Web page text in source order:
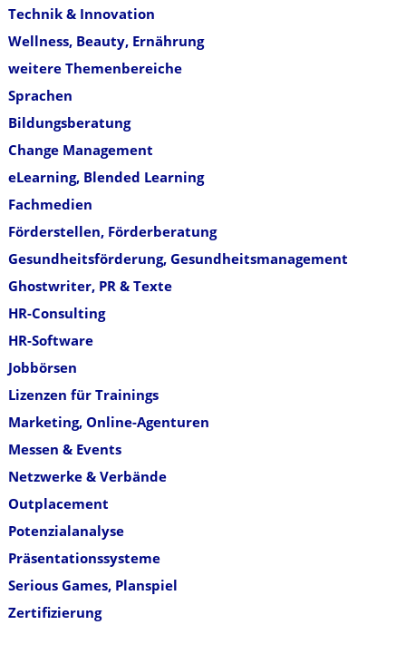
Technik & Innovation
Wellness, Beauty, Ernährung
weitere Themenbereiche
Sprachen
Bildungsberatung
Change Management
eLearning, Blended Learning
Fachmedien
Förderstellen, Förderberatung
Gesundheitsförderung, Gesundheitsmanagement
Ghostwriter, PR & Texte
HR-Consulting
HR-Software
Jobbörsen
Lizenzen für Trainings
Marketing, Online-Agenturen
Messen & Events
Netzwerke & Verbände
Outplacement
Potenzialanalyse
Präsentationssysteme
Serious Games, Planspiel
Zertifizierung